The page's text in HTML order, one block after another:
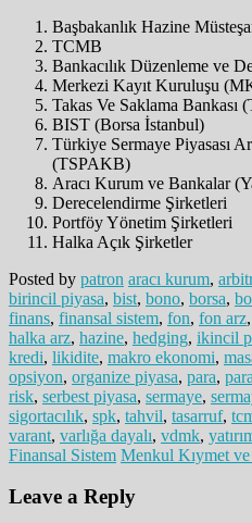
Başbakanlık Hazine
TCMB
Bankacılık Düzenleme ve
Merkezi Kayıt Kuruluşu
Takas Ve Saklama Bankası
BIST (Borsa İstanbul)
Türkiye Sermaye Piyasası
(TSPAKB)
Aracı Kurum ve Bankalar
Derecelendirme Şirketleri
Portföy Yönetim Şirketleri
Halka Açık Şirketler
Posted by patron aracı kurum,
birincil piyasa, bist, bono, borsa,
finans, finansal sistem, fon, fon arz,
halka arz, hazine, hedging, ikincil
kredi, likidite, makro ekonomi,
opsiyon, organize piyasa, para,
risk, serbest piyasa, sermaye,
sigortacılık, spk, tahvil, tasarruf,
varant, varlığa dayalı, vdmk,
Finansal Sistem Menkul Kıymet ve
Leave a Reply